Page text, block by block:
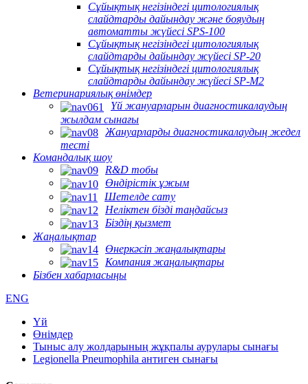
Сұйықтық негізіндегі цитологиялық
слайдтарды дайындау және бояудың
автоматты жүйесі SPS-100
Сұйықтық негізіндегі цитологиялық
слайдтарды дайындау жүйесі SP-20
Сұйықтық негізіндегі цитологиялық
слайдтарды дайындау жүйесі SP-M2
Ветеринариялық өнімдер
Үй жануарларын диагностикалаудың
жылдам сынағы
Жануарларды диагностикалаудың жедел
тесті
Командалық шоу
R&D тобы
Өндірістік ұжым
Шетелде сату
Неліктен бізді таңдайсыз
Біздің қызмет
Жаңалықтар
Өнеркәсіп жаңалықтары
Компания жаңалықтары
Бізбен хабарласыңы
ENG
Үй
Өнімдер
Тыныс алу жолдарының жұқпалы аурулары сынағы
Legionella Pneumophila антиген сынағы